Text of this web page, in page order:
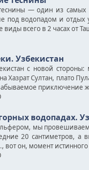
— один из
под водопадом и
всего в 2 часах от
Узбекистан
с новой
Хазрат Султан, плато
приключение
водопадах.
мы провешиваем
20 сантиметров,
вот он, момент